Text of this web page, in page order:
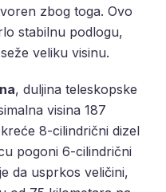
zbog toga. Ovo
stabilnu podlogu,
veliku visinu.
, duljina teleskopske
visina 187
8-cilindrični dizel
pogoni 6-cilindrični
da usprkos veličini,